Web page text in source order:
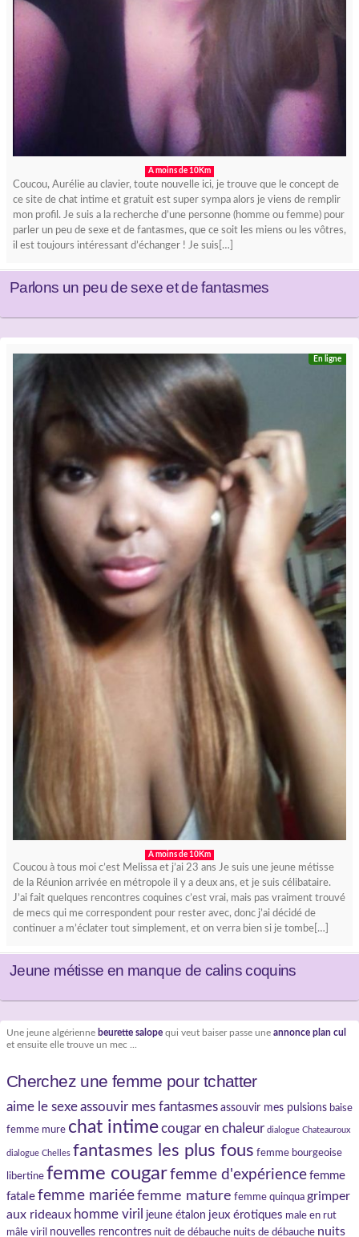
A moins de 10Km
Coucou, Aurélie au clavier, toute nouvelle ici, je trouve que le concept de
ce site de chat intime et gratuit est super sympa alors je viens de remplir
mon profil. Je suis a la recherche d’une personne (homme ou femme) pour
parler un peu de sexe et de fantasmes, que ce soit les miens ou les vôtres,
il est toujours intéressant d’échanger ! Je suis[…]
Parlons un peu de sexe et de fantasmes
En ligne
A moins de 10Km
Coucou à tous moi c’est Melissa et j’ai 23 ans Je suis une jeune métisse
de la Réunion arrivée en métropole il y a deux ans, et je suis célibataire.
J’ai fait quelques rencontres coquines c’est vrai, mais pas vraiment trouvé
de mecs qui me correspondent pour rester avec, donc j’ai décidé de
continuer a m’éclater tout simplement, et on verra bien si je tombe[…]
Jeune métisse en manque de calins coquins
Une jeune algérienne beurette salope qui veut baiser passe une annonce plan cul
et ensuite elle trouve un mec ...
Cherchez une femme pour tchatter
aime le sexeassouvir mes fantasmes assouvir mes pulsions baise
femme mure chat intimecougar en chaleur dialogue Chateauroux
dialogue Chelles fantasmes les plus fous femme bourgeoise
libertine femme cougarfemme d'expérience femme
fatale femme mariéefemme mature femme quinqua grimper
aux rideaux homme viril jeune étalon jeux érotiques male en rut
mâle viril nouvelles rencontres nuit de débauche nuits de débauche nuits